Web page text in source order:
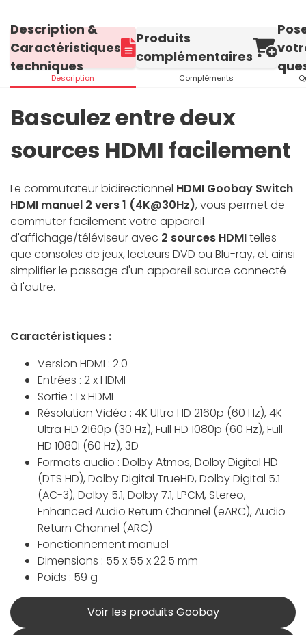
Description &
Caractéristiques
techniques
Description
Produits
complémentaires
Compléments
Basculez entre deux
sources HDMI facilement
Le commutateur bidirectionnel HDMI Goobay Switch
HDMI manuel 2 vers 1 (4K@30Hz), vous permet de
commuter facilement votre appareil
d'affichage/téléviseur avec 2 sources HDMItelles
que consoles de jeux, lecteurs DVD ou Blu-ray, et ainsi
simplifier le passage d'un appareil source connecté
à l'autre.
Caractéristiques :
Version HDMI : 2.0
Entrées : 2 x HDMI
Sortie : 1 x HDMI
Résolution Vidéo : 4K Ultra HD 2160p (60 Hz), 4K
Ultra HD 2160p (30 Hz), Full HD 1080p (60 Hz), Full
HD 1080i (60 Hz), 3D
Formats audio : Dolby Atmos, Dolby Digital HD
(DTS HD), Dolby Digital TrueHD, Dolby Digital 5.1
(AC-3), Dolby 5.1, Dolby 7.1, LPCM, Stereo,
Enhanced Audio Return Channel (eARC), Audio
Return Channel (ARC)
Fonctionnement manuel
Dimensions : 55 x 55 x 22.5 mm
Poids : 59 g
Voir les produits Goobay